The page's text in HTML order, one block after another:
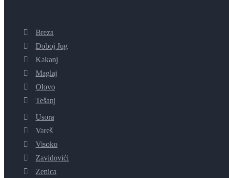
Breza
Doboj Jug
Kakanj
Maglaj
Olovo
Tešanj
Usora
Vareš
Visoko
Zavidovići
Zenica